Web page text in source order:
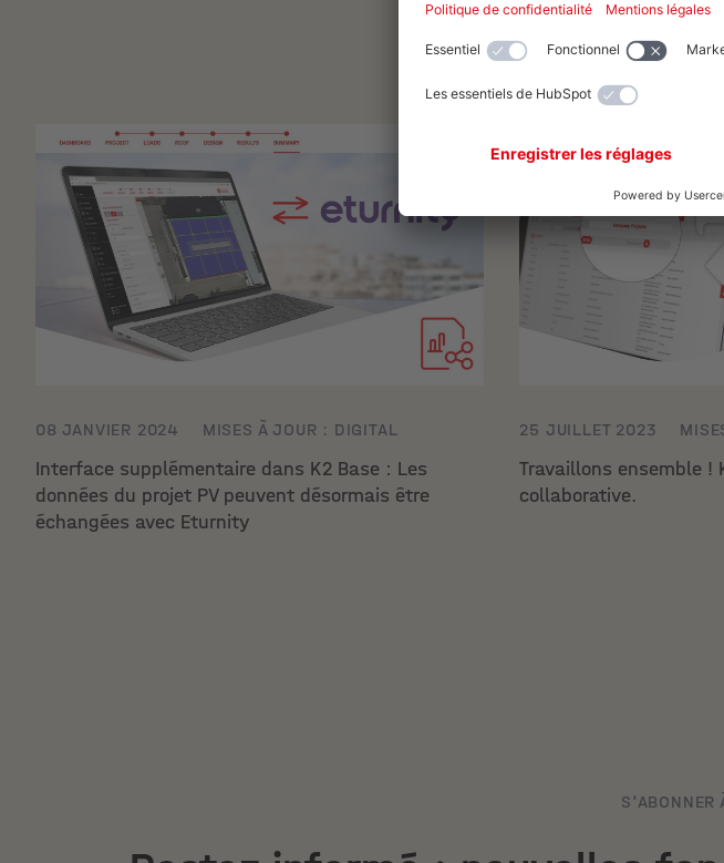
08 JANVIER 2024 MISES À JOUR : DIGITAL
Interface supplémentaire dans K2 Base : Les
données du projet PV peuvent désormais être
échangées avec Eturnity
25 JUILLET 2023
Travaillons ensemble !
collaborative.
S'ABONNER